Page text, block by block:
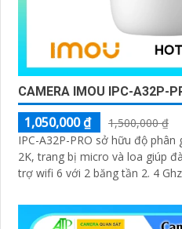
CAMERA IMOU IPC-A32P-
1,050,000 ₫
1,500,000 ₫
IPC-A32P-PRO sở hữu độ phân
2K, trang bị micro và loa giúp
trợ wifi 6 với 2 băng tần 2. 4